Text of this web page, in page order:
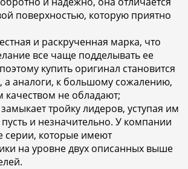
поверхностью, которую приятно
и раскрученная марка, что
все чаще подделывать ее
купить оригинал становится
а аналоги, к большому сожалению,
не обладают;
тройку лидеров, уступая им
пусть и незначительно. У компании
серии, которые имеют
на уровне двух описанных выше